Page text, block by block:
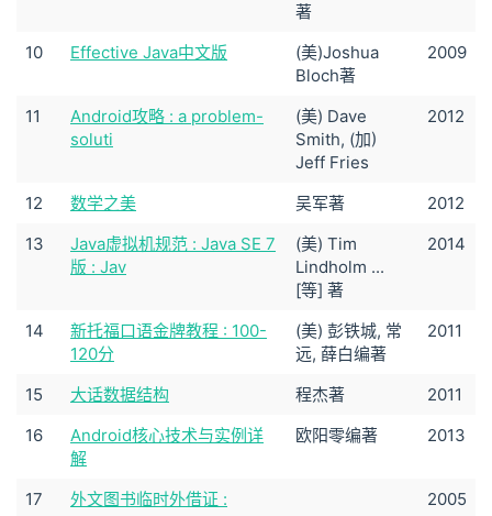
著
10 Effective Java中文版
(美)Joshua
Bloch著
2009
11
Android攻略 : a problem-
soluti
(美) Dave
Smith, (加)
Jeff Fries
2012
12 数学之美 吴军著
2012
13
Java虚拟机规范 : Java SE 7
版 : Jav
(美) Tim
Lindholm ...
[等] 著
2014
14
新托福口语金牌教程 : 100-
120分
(美) 彭铁城, 常
远, 薛白编著
2011
15 大话数据结构 程杰著
2011
16
Android核心技术与实例详
解
欧阳零编著 2013
17 外文图书临时外借证 : 2005